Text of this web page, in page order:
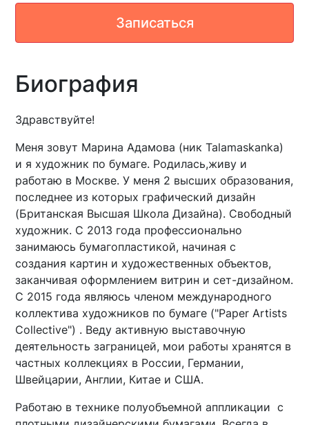
Записаться
Биография
Здравствуйте!
Меня зовут Марина Адамова (ник Talamaskanka)
и я художник по бумаге. Родилась,живу и
работаю в Москве. У меня 2 высших образования,
последнее из которых графический дизайн
(Британская Высшая Школа Дизайна). Свободный
художник. C 2013 года профессионально
занимаюсь бумагопластикой, начиная с
создания картин и художественных объектов,
заканчивая оформлением витрин и сет-дизайном.
С 2015 года являюсь членом международного
коллектива художников по бумаге ("Paper Artists
Collective") . Веду активную выставочную
деятельность заграницей, мои работы хранятся в
частных коллекциях в России, Германии,
Швейцарии, Англии, Китае и США.
Работаю в технике полуобъемной аппликации с